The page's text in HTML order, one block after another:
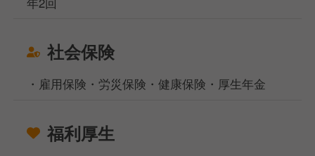
社会保険
・雇用保険・労災保険・健康保険・厚生年金
福利厚生